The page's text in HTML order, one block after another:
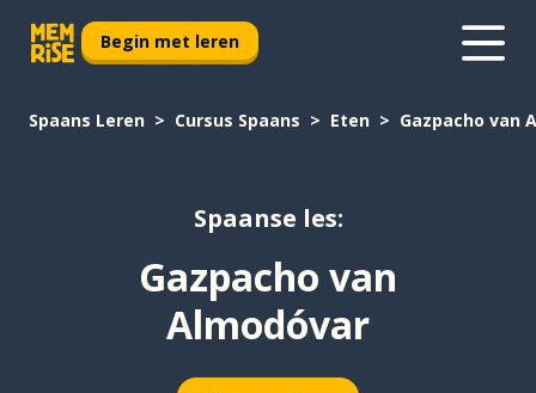
Begin met leren
Spaans Leren Cursus Spaans Eten Gazpacho van
Spaanse les:
Gazpacho van
Almodóvar